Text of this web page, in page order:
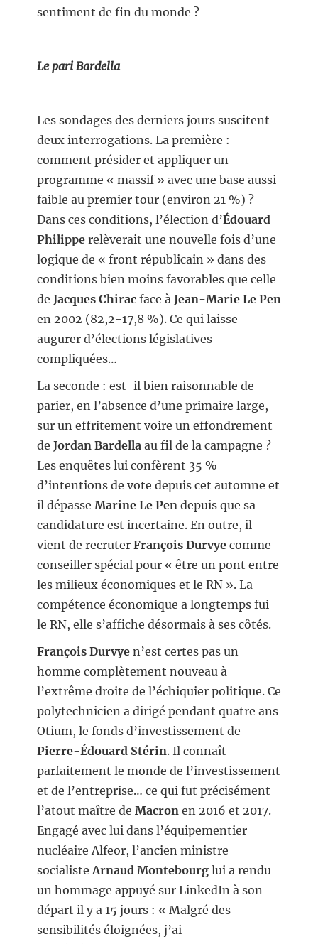
sentiment de fin du monde ?
Le pari Bardella
Les sondages des derniers jours suscitent
deux interrogations. La première :
comment présider et appliquer un
programme « massif » avec une base aussi
faible au premier tour (environ 21 %) ?
Dans ces conditions, l’élection d’Édouard
Philippe relèverait une nouvelle fois d’une
logique de « front républicain » dans des
conditions bien moins favorables que celle
de Jacques Chirac face à Jean-Marie Le Pen
en 2002 (82,2-17,8 %). Ce qui laisse
augurer d’élections législatives
compliquées…
La seconde : est-il bien raisonnable de
parier, en l’absence d’une primaire large,
sur un effritement voire un effondrement
de Jordan Bardella au fil de la campagne ?
Les enquêtes lui confèrent 35 %
d’intentions de vote depuis cet automne et
il dépasse Marine Le Pen depuis que sa
candidature est incertaine. En outre, il
vient de recruter François Durvye comme
conseiller spécial pour « être un pont entre
les milieux économiques et le RN ». La
compétence économique a longtemps fui
le RN, elle s’affiche désormais à ses côtés.
François Durvye n’est certes pas un
homme complètement nouveau à
l’extrême droite de l’échiquier politique. Ce
polytechnicien a dirigé pendant quatre ans
Otium, le fonds d’investissement de
Pierre-Édouard Stérin. Il connaît
parfaitement le monde de l’investissement
et de l’entreprise… ce qui fut précisément
l’atout maître de Macron en 2016 et 2017.
Engagé avec lui dans l’équipementier
nucléaire Alfeor, l’ancien ministre
socialisteArnaud Montebourg lui a rendu
un hommage appuyé sur LinkedIn à son
départ il y a 15 jours : « Malgré des
sensibilités éloignées, j’ai